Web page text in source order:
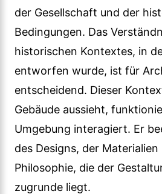
der Gesellschaft und der
Bedingungen. Das
historischen Kontextes, in
entworfen wurde, ist für
entscheidend. Dieser
Gebäude aussieht,
Umgebung interagiert. Er
des Designs, der
Philosophie, die der
zugrunde liegt.